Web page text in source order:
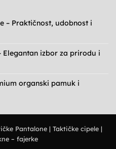
– Praktičnost, udobnost i
Elegantan izbor za prirodu i
organski pamuk i
Pantalone| Taktičke cipele|
– fajerke